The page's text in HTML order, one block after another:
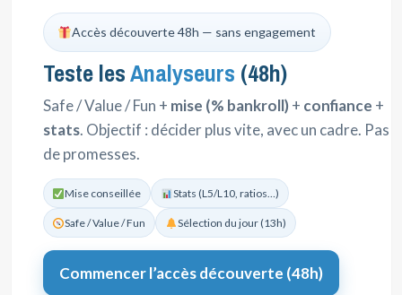
Accès découverte 48h — sans engagement
Teste lesAnalyseurs (48h)
Safe / Value / Fun + mise (% bankroll)+ confiance +
stats. Objectif : décider plus vite, avec un cadre. Pas
de promesses.
Mise conseillée Stats (L5/L10, ratios…)
Safe / Value / Fun Sélection du jour (13h)
Commencer l’accès découverte (48h)